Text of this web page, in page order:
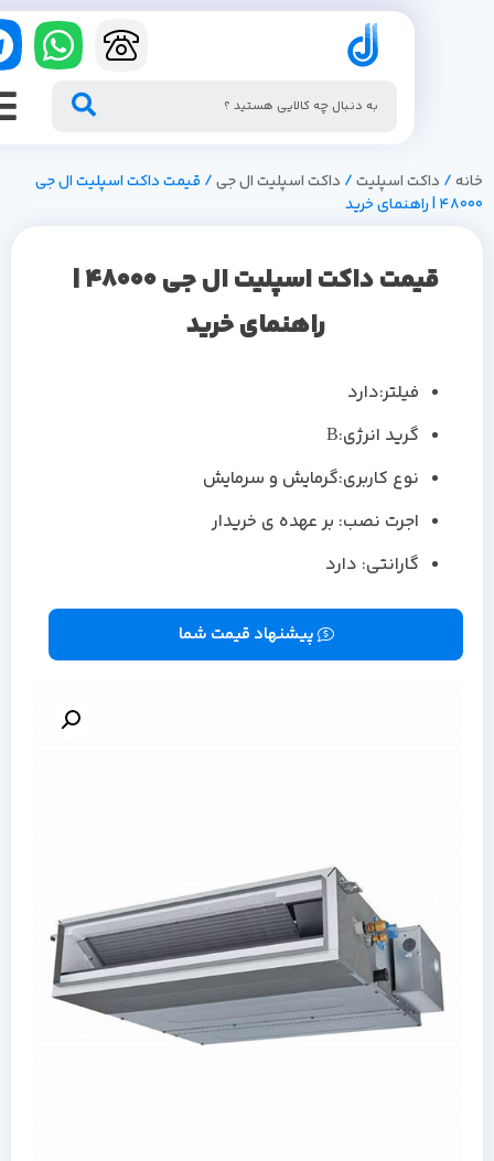
/داکت اسپلیت/داکت اسپلیت ال جی/ قیمت داکت اسپلیت ال جی
خرید
قیمت داکت اسپلیت ال جی 48000 |
راهنمای خرید
فیلتر:دارد
گرید انرژی:B
نوع کاربری:گرمایش و سرمایش
اجرت نصب: بر عهده ی خریدار
گارانتی: دارد
پیشنهاد قیمت شما